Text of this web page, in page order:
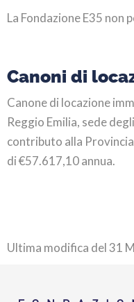
La Fondazione E35 non
Canoni di
Canone di locazione
Reggio Emilia, sede
contributo alla
di €57.617,10 annua.
Ultima modifica del 31